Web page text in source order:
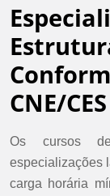
CNE/CES
Os cursos
especializações
carga horária